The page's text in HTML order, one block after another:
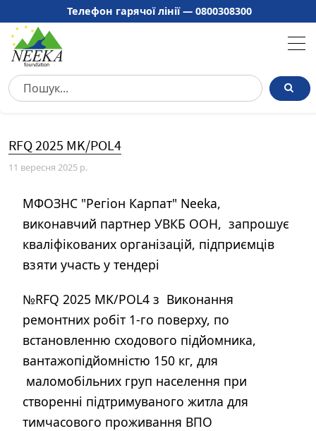
Телефон гарячої лінії — 0800308300
RFQ 2025 MK/POL4
11 вересня 2025 р.
МФОЗНС "Регіон Карпат" Neeka,
виконавчий партнер УВКБ ООН, запрошує
кваліфікованих організацій, підприємців
взяти участь у тендері
№RFQ 2025 MK/POL4 з Виконання
ремонтних робіт 1-го поверху, по
встановленню сходового підйомника,
вантажопідйомністю 150 кг, для
маломобільних груп населення при
створенні підтримуваного житла для
тимчасового проживання ВПО